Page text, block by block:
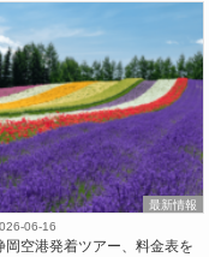
最新情報
06-16
岡空港発着ツアー、料金表を